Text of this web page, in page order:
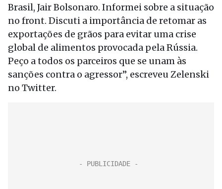
Brasil, Jair Bolsonaro. Informei sobre a situação
no front. Discuti a importância de retomar as
exportações de grãos para evitar uma crise
global de alimentos provocada pela Rússia.
Peço a todos os parceiros que se unam às
sanções contra o agressor”, escreveu Zelenski
no Twitter.